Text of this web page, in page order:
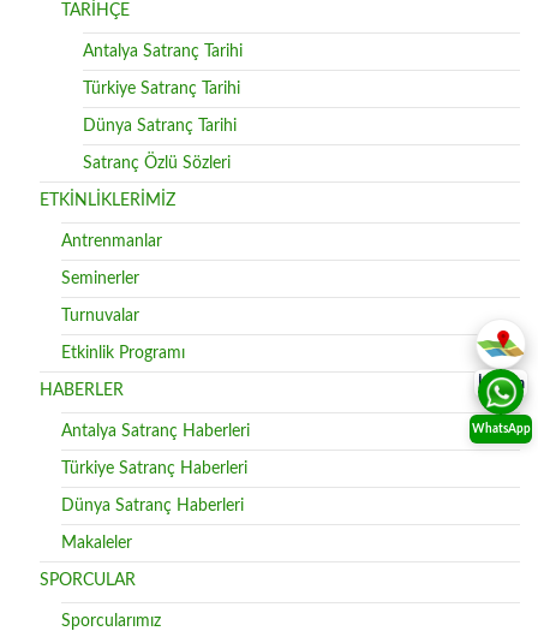
TARİHÇE
Antalya Satranç Tarihi
Türkiye Satranç Tarihi
Dünya Satranç Tarihi
Satranç Özlü Sözleri
ETKİNLİKLERİMİZ
Antrenmanlar
Seminerler
Turnuvalar
Etkinlik Programı
HABERLER
Antalya Satranç Haberleri
Türkiye Satranç Haberleri
Dünya Satranç Haberleri
Makaleler
SPORCULAR
Sporcularımız
İletişim
WhatsApp